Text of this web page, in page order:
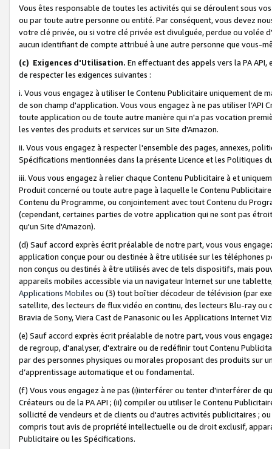
Vous êtes responsable de toutes les activités qui se déroulent sous
ou par toute autre personne ou entité. Par conséquent, vous devez
votre clé privée, ou si votre clé privée est divulguée, perdue ou volée
aucun identifiant de compte attribué à une autre personne que vous-
(c) Exigences d'Utilisation. En effectuant des appels vers la PA
de respecter les exigences suivantes :
i. Vous vous engagez à utiliser le Contenu Publicitaire uniquement de
de son champ d'application. Vous vous engagez à ne pas utiliser l’API
toute application ou de toute autre manière qui n'a pas vocation
les ventes des produits et services sur un Site d'Amazon.
ii. Vous vous engagez à respecter l'ensemble des pages, annexes,
Spécifications mentionnées dans la présente Licence et les Politiques
iii. Vous vous engagez à relier chaque Contenu Publicitaire à et
Produit concerné ou toute autre page à laquelle le Contenu
Contenu du Programme, ou conjointement avec tout Contenu du
(cependant, certaines parties de votre application qui ne sont pas
qu'un Site d'Amazon).
(d) Sauf accord exprès écrit préalable de notre part, vous vous
application conçue pour ou destinée à être utilisée sur les téléphones
non conçus ou destinés à être utilisés avec de tels dispositifs, mais
appareils mobiles accessible via un navigateur Internet sur une
Applications Mobiles ou (3) tout boîtier décodeur de télévision (par
satellite, des lecteurs de flux vidéo en continu, des lecteurs Blu-ray
Bravia de Sony, Viera Cast de Panasonic ou les Applications Internet
(e) Sauf accord exprès écrit préalable de notre part, vous vous
de regroup, d'analyser, d'extraire ou de redéfinir tout Contenu
par des personnes physiques ou morales proposant des produits sur
d’apprentissage automatique et ou fondamental.
(f) Vous vous engagez à ne pas (i)interférer ou tenter d'interférer de
Créateurs ou de la PA API ; (ii) compiler ou utiliser le Contenu
sollicité de vendeurs et de clients ou d'autres activités publicitaires ;
compris tout avis de propriété intellectuelle ou de droit exclusif,
Publicitaire ou les Spécifications.